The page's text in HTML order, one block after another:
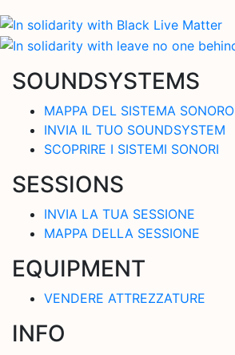
SOUNDSYSTEMS
MAPPA DEL SISTEMA SONORO
INVIA IL TUO SOUNDSYSTEM
SCOPRIRE I SISTEMI SONORI
SESSIONS
INVIA LA TUA SESSIONE
MAPPA DELLA SESSIONE
EQUIPMENT
VENDERE ATTREZZATURE
INFO